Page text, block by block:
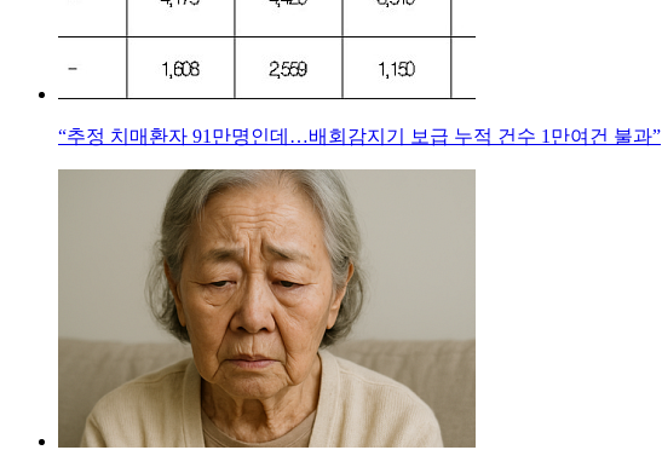
“추정 치매환자 91만명인데…배회감지기 보급 누적 건수 1만여건 불과”